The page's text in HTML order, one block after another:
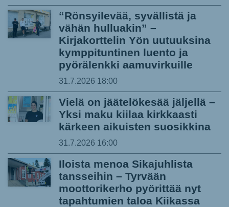
“Rönsyilevää, syvällistä ja
vähän hulluakin” –
Kirjakorttelin Yön uutuuksina
kymppituntinen luento ja
pyörälenkki aamuvirkuille
31.7.2026 18:00
Vielä on jäätelökesää jäljellä –
Yksi maku kiilaa kirkkaasti
kärkeen aikuisten suosikkina
31.7.2026 16:00
Iloista menoa Sikajuhlista
tansseihin – Tyrvään
moottorikerho pyörittää nyt
tapahtumien taloa Kiikassa